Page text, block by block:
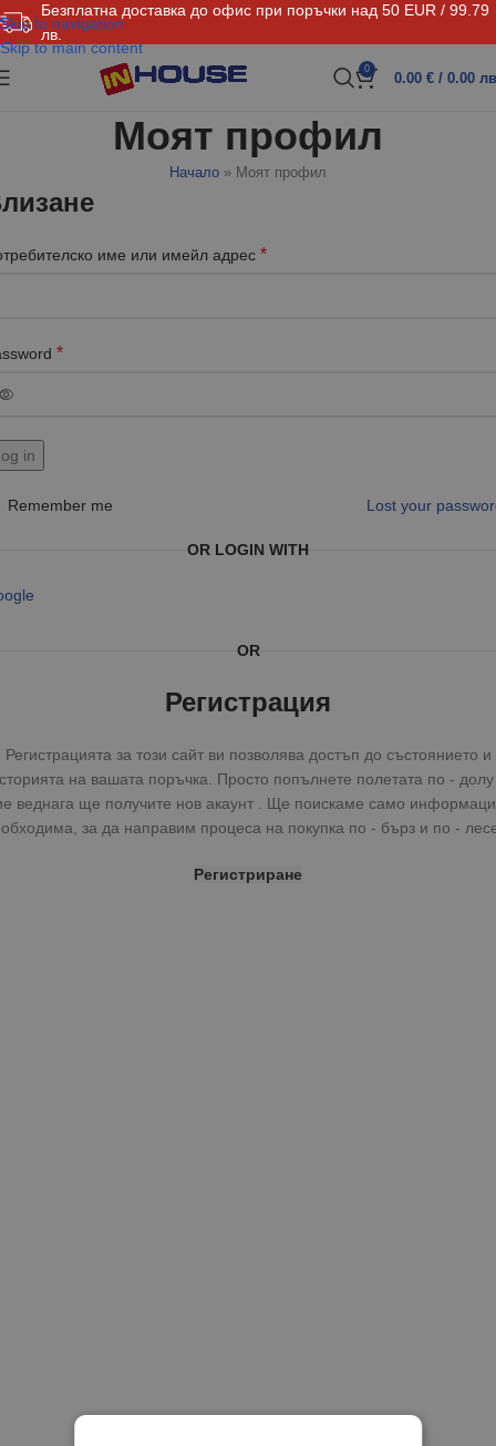
Безплатна доставка до офис при поръчки над 50 EUR / 99.79
лв.
Skip to navigation
Skip to main content
0
0.00 € / 0.00
Моят профил
Начало » Моят профил
име или имейл адрес *
*
in
Lost your
Remember me
OR LOGIN WITH
OR
Регистрация
Регистрацията за този сайт ви позволява достъп до състоянието и
на вашата поръчка. Просто попълнете полетата по -
веднага ще получите нов акаунт . Ще поискаме само
за да направим процеса на покупка по - бърз и по -
Регистриране